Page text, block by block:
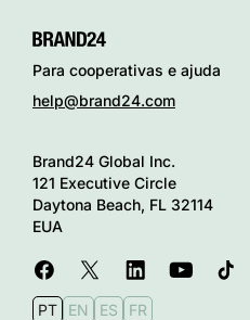
Para cooperativas e ajuda
help@brand24.com
Brand24 Global Inc.
121 Executive Circle
Daytona Beach, FL 32114
EUA
PT EN ES FR